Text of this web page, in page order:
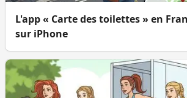
L'app « Carte des toilettes » en
sur iPhone